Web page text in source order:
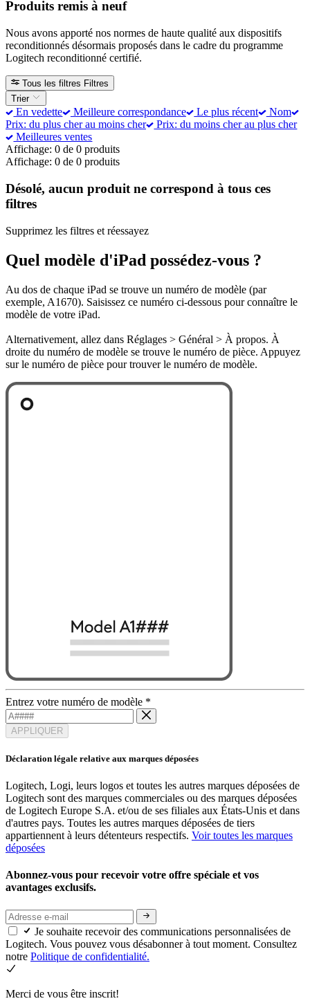
Produits remis à neuf
Nous avons apporté nos normes de haute qualité aux dispositifs
reconditionnés désormais proposés dans le cadre du programme
Logitech reconditionné certifié.
Tous les filtres Filtres
Trier
En vedette Meilleure correspondance Le plus récent
Nom
Prix: du plus cher au moins cher
Prix: du moins cher au plus cher
Meilleures ventes
Affichage: 0 de 0 produits
Affichage: 0 de 0 produits
Désolé, aucun produit ne correspond à tous ces
filtres
Supprimez les filtres et réessayez
Quel modèle d'iPad possédez-vous ?
Au dos de chaque iPad se trouve un numéro de modèle (par
exemple, A1670). Saisissez ce numéro ci-dessous pour connaître le
modèle de votre iPad.
Alternativement, allez dans Réglages > Général > À propos. À
droite du numéro de modèle se trouve le numéro de pièce. Appuyez
sur le numéro de pièce pour trouver le numéro de modèle.
Entrez votre numéro de modèle *
APPLIQUER
Déclaration légale relative aux marques déposées
Logitech, Logi, leurs logos et toutes les autres marques déposées de
Logitech sont des marques commerciales ou des marques déposées
de Logitech Europe S.A. et/ou de ses filiales aux États-Unis et dans
d'autres pays. Toutes les autres marques déposées de tiers
appartiennent à leurs détenteurs respectifs. Voir toutes les marques
déposées
Abonnez-vous pour recevoir votre offre spéciale et vos
avantages exclusifs.
Je souhaite recevoir des communications personnalisées de
Logitech. Vous pouvez vous désabonner à tout moment. Consultez
notre Politique de confidentialité.
Merci de vous être inscrit!